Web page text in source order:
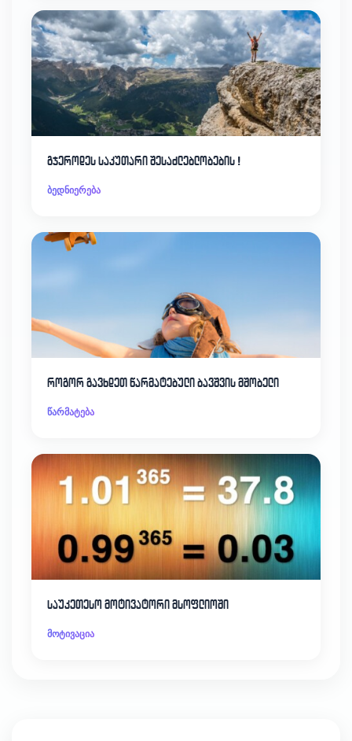
გჯეროდეს საკუთარი შესაძლებლობების !
ბედნიერება
როგორ გავხდეთ წარმატებული ბავშვის მშობელი
წარმატება
საუკეთესო მოტივატორი მსოფლიოში
მოტივაცია